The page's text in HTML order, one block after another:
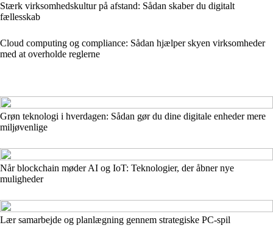
Stærk virksomhedskultur på afstand: Sådan skaber du digitalt
fællesskab
Cloud computing og compliance: Sådan hjælper skyen virksomheder
med at overholde reglerne
Grøn teknologi i hverdagen: Sådan gør du dine digitale enheder mere
miljøvenlige
Når blockchain møder AI og IoT: Teknologier, der åbner nye
muligheder
Lær samarbejde og planlægning gennem strategiske PC-spil